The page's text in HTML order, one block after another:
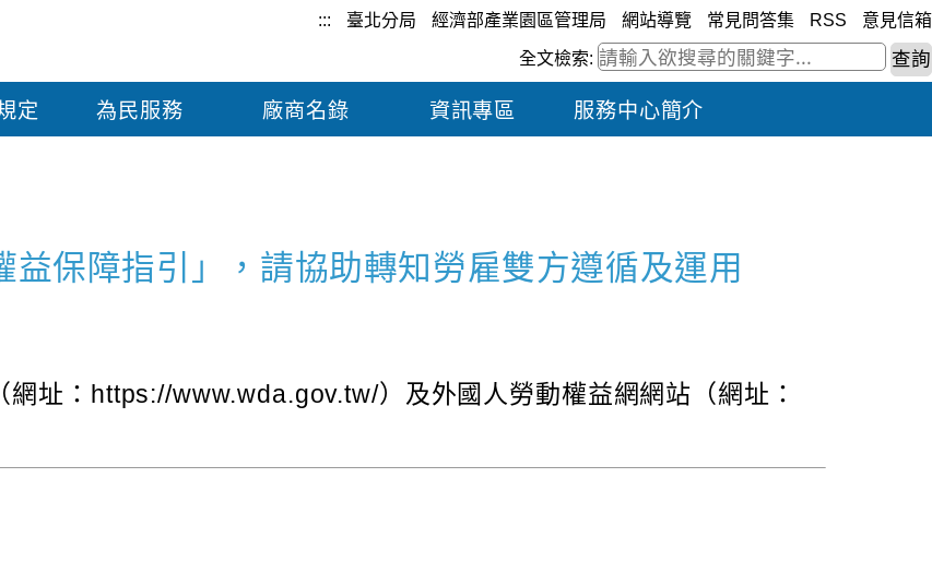
::: 臺北分局 經濟部產業園區管理局 網站導覽 常見問答集 RSS 意見信箱
全文檢索:
定 為民服務 廠商名錄 資訊專區 服務中心簡介
保障指引」，請協助轉知勞雇雙方遵循及運用
址：https://www.wda.gov.tw/）及外國人勞動權益網網站（網址：